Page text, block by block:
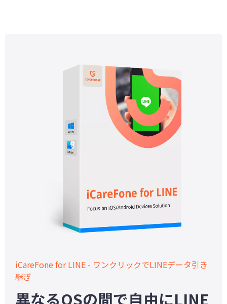
iCareFone for LINE - ワンクリックでLINEデータ引き
継ぎ
異なるOSの間で自由にLINE